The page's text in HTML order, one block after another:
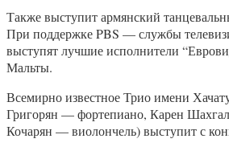
Также выступит армянский
При поддержке PBS — службы
выступят лучшие исполнители
Мальты.
Всемирно известное Трио имени
Григорян — фортепиано, Карен
Кочарян — виолончель) выступит с